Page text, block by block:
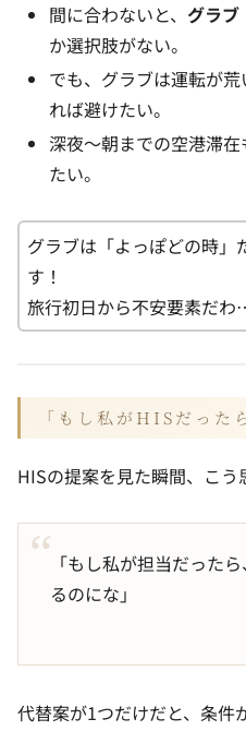
間に合わないと、 グラブ
か選択肢がない。
でも、グラブは運転が
れば避けたい。
深夜〜朝までの空港滞
たい。
グラブは「よっぽどの時」
す！
旅行初日から不安要素だわ
「もし私がHISだった
HISの提案を見た瞬間、こう
「もし私が担当だった
るのにな」
代替案が1つだけだと、条件